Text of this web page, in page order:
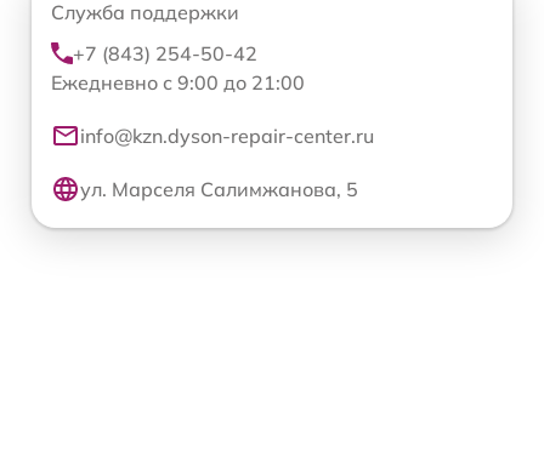
Служба поддержки
+7 (843) 254-50-42
Ежедневно с 9:00 до 21:00
info@kzn.dyson-repair-center.ru
ул. Марселя Салимжанова, 5